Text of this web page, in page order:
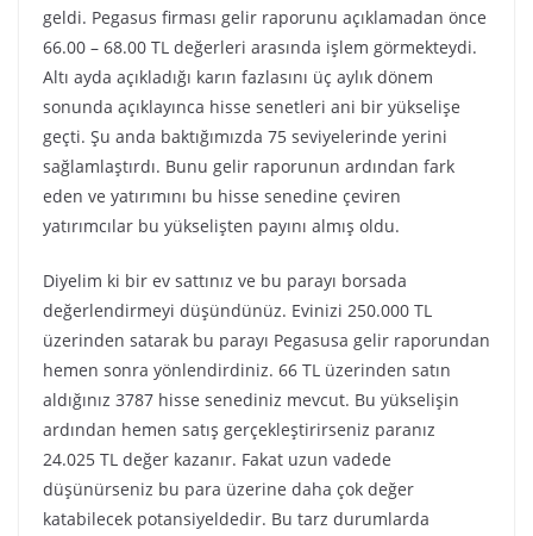
geldi. Pegasus firması gelir raporunu açıklamadan önce
66.00 – 68.00 TL değerleri arasında işlem görmekteydi.
Altı ayda açıkladığı karın fazlasını üç aylık dönem
sonunda açıklayınca hisse senetleri ani bir yükselişe
geçti. Şu anda baktığımızda 75 seviyelerinde yerini
sağlamlaştırdı. Bunu gelir raporunun ardından fark
eden ve yatırımını bu hisse senedine çeviren
yatırımcılar bu yükselişten payını almış oldu.
Diyelim ki bir ev sattınız ve bu parayı borsada
değerlendirmeyi düşündünüz. Evinizi 250.000 TL
üzerinden satarak bu parayı Pegasusa gelir raporundan
hemen sonra yönlendirdiniz. 66 TL üzerinden satın
aldığınız 3787 hisse senediniz mevcut. Bu yükselişin
ardından hemen satış gerçekleştirirseniz paranız
24.025 TL değer kazanır. Fakat uzun vadede
düşünürseniz bu para üzerine daha çok değer
katabilecek potansiyeldedir. Bu tarz durumlarda